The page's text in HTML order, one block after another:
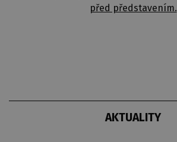
před představením.
AKTUALITY